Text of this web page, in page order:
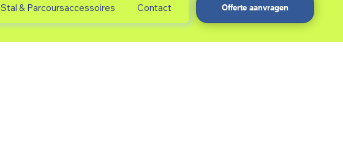
Stal & Parcoursaccessoires Contact Offerte aanvragen